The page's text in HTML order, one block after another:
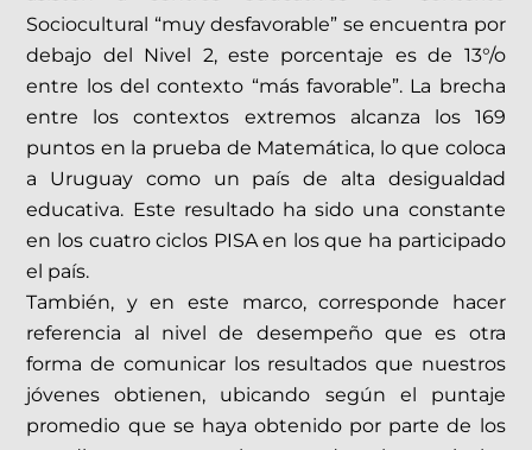
Sociocultural “muy desfavorable” se encuentra por
debajo del Nivel 2, este porcentaje es de 13°/o
entre los del contexto “más favorable”. La brecha
entre los contextos extremos alcanza los 169
puntos en la prueba de Matemática, lo que coloca
a Uruguay como un país de alta desigualdad
educativa. Este resultado ha sido una constante
en los cuatro ciclos PISA en los que ha participado
el país.
También, y en este marco, corresponde hacer
referencia al nivel de desempeño que es otra
forma de comunicar los resultados que nuestros
jóvenes obtienen, ubicando según el puntaje
promedio que se haya obtenido por parte de los